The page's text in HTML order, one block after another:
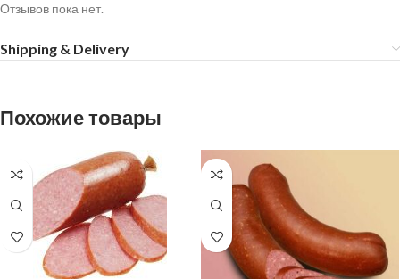
Отзывов пока нет.
Shipping & Delivery
Похожие товары